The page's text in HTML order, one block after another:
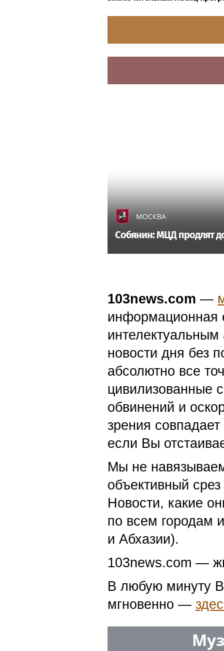
МОСКВА
Собянин: МЦД продлят
103news.com —
информационная
новости дня без
абсолютно все
цивилизованные
обвинений и
зрения
если Вы
Мы не
объективный
Новости, какие
по всем городам
и Абхазии).
103news.com —
В любую минуту
мгновенно —